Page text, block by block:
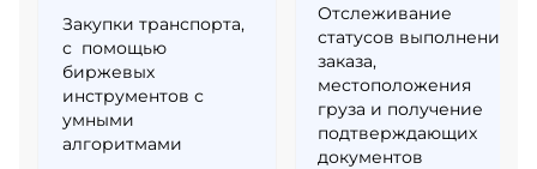
Закупки транспорта,
с помощью
биржевых
инструментов с
умными
алгоритмами
Отслеживание
статусов выполнения
заказа,
местоположения
груза и получение
подтверждающих
документов